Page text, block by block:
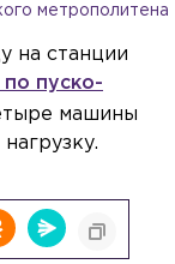
метрополитена
на станции
пуско-
машины